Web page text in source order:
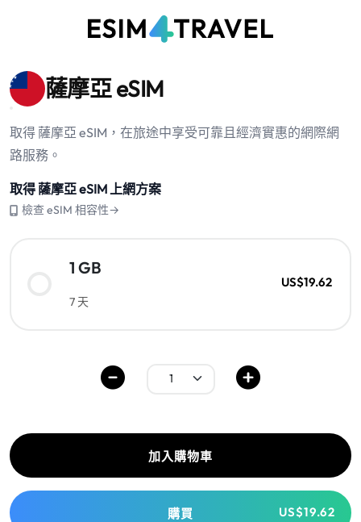
薩摩亞 eSIM
取得 薩摩亞 eSIM，在旅途中享受可靠且經濟實惠的網際網
路服務。
取得 薩摩亞 eSIM 上網方案
檢查 eSIM 相容性→
1 GB
7 天
US$19.62
加入購物車
購買 US$19.62